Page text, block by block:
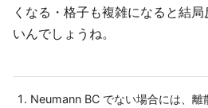
くなる・格子も複雑になると結
いんでしょうね。
Neumann BC でない場合には、離